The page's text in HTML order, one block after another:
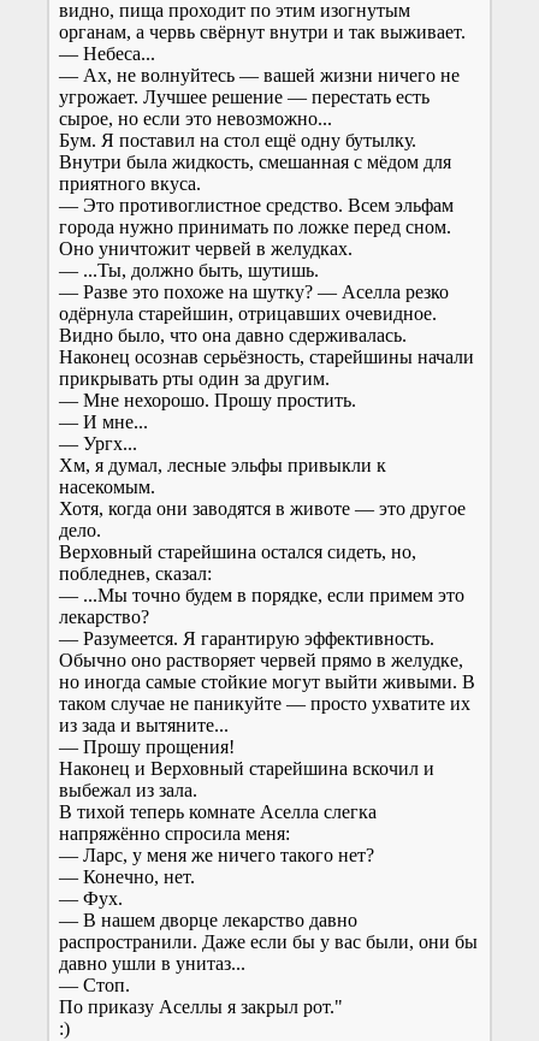
видно, пища проходит по этим изогнутым
органам, а червь свёрнут внутри и так выживает.
— Небеса...
— Ах, не волнуйтесь — вашей жизни ничего не
угрожает. Лучшее решение — перестать есть
сырое, но если это невозможно...
Бум. Я поставил на стол ещё одну бутылку.
Внутри была жидкость, смешанная с мёдом для
приятного вкуса.
— Это противоглистное средство. Всем эльфам
города нужно принимать по ложке перед сном.
Оно уничтожит червей в желудках.
— ...Ты, должно быть, шутишь.
— Разве это похоже на шутку? — Аселла резко
одёрнула старейшин, отрицавших очевидное.
Видно было, что она давно сдерживалась.
Наконец осознав серьёзность, старейшины начали
прикрывать рты один за другим.
— Мне нехорошо. Прошу простить.
— И мне...
— Ургх...
Хм, я думал, лесные эльфы привыкли к
насекомым.
Хотя, когда они заводятся в животе — это другое
дело.
Верховный старейшина остался сидеть, но,
побледнев, сказал:
— ...Мы точно будем в порядке, если примем это
лекарство?
— Разумеется. Я гарантирую эффективность.
Обычно оно растворяет червей прямо в желудке,
но иногда самые стойкие могут выйти живыми. В
таком случае не паникуйте — просто ухватите их
из зада и вытяните...
— Прошу прощения!
Наконец и Верховный старейшина вскочил и
выбежал из зала.
В тихой теперь комнате Аселла слегка
напряжённо спросила меня:
— Ларс, у меня же ничего такого нет?
— Конечно, нет.
— Фух.
— В нашем дворце лекарство давно
распространили. Даже если бы у вас были, они бы
давно ушли в унитаз...
— Стоп.
По приказу Аселлы я закрыл рот."
:)